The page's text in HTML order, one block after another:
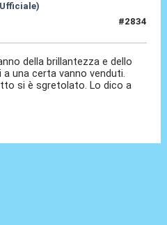
#2834
della brillantezza e dello
una certa vanno venduti.
si è sgretolato. Lo dico a